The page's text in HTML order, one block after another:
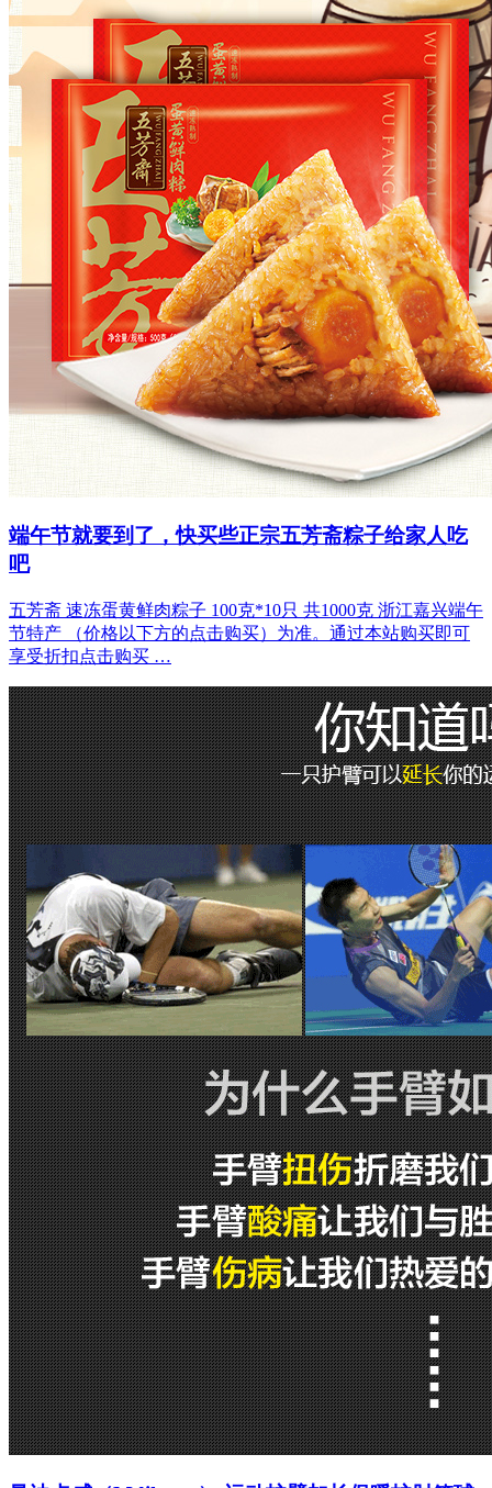
端午节就要到了，快买些正宗五芳斋粽子给家人吃
吧
五芳斋 速冻蛋黄鲜肉粽子 100克*10只 共1000克 浙江嘉兴端午
节特产 （价格以下方的点击购买）为准。通过本站购买即可
享受折扣点击购买 …